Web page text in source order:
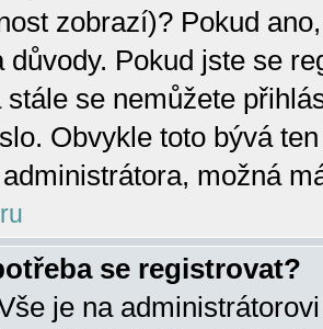
zobrazí)? Pokud
důvody. Pokud jste se
stále se nemůžete
Obvykle toto bývá
možná
se registrovat?
je na